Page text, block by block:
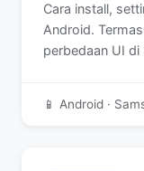
Cara install,
Android.
perbedaan UI di
📱 Android ·